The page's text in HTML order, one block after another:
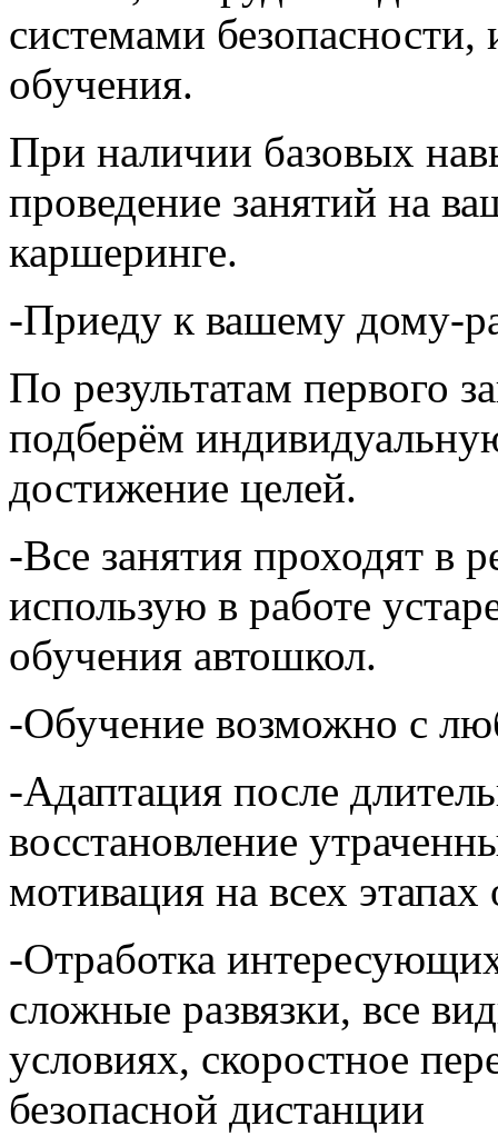
системами безопасности,
обучения.
При наличии базовых
проведение занятий на
каршеринге.
-Приеду к вашему дому-
По результатам первого
подберём
достижение целей.
-Все занятия проходят в
использую в работе
обучения автошкол.
-Обучение возможно с
-Адаптация после
восстановление
мотивация на всех
-Отработка
сложные развязки, все
условиях, скоростное
безопасной дистанции